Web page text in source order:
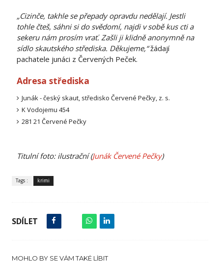
„Cizinče, takhle se přepady opravdu nedělají. Jestli
tohle čteš, sáhni si do svědomí, najdi v sobě kus cti a
sekeru nám prosím vrať. Zašli ji klidně anonymně na
sídlo skautského střediska. Děkujeme,“žádají
pachatele junáci z Červených Peček.
Adresa střediska
Junák - český skaut, středisko Červené Pečky, z. s.
K Vodojemu 454
281 21 Červené Pečky
Titulní foto: ilustrační (Junák Červené Pečky)
Tags : krimi
SDÍLET
MOHLO BY SE VÁM TAKÉ LÍBIT